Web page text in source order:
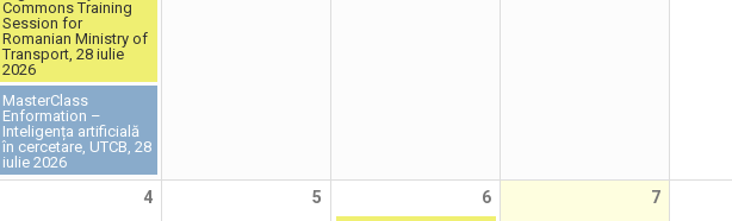
Commons Training
Session for
Romanian Ministry of
Transport, 28 iulie
2026
MasterClass
Enformation –
Inteligența artificială
în cercetare, UTCB, 28
iulie 2026
4 5 6 7